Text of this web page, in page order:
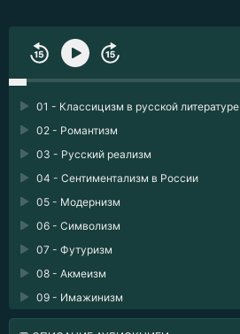
01 - Классицизм в русской литературе
02 - Романтизм
03 - Русский реализм
04 - Сентиментализм в России
05 - Модернизм
06 - Символизм
07 - Футуризм
08 - Акмеизм
09 - Имажинизм